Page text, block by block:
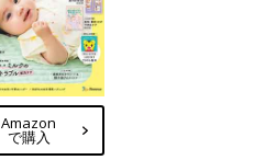
Amazon
で購入